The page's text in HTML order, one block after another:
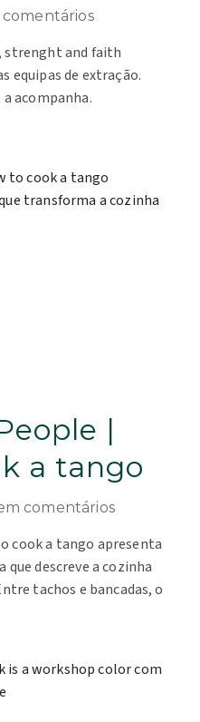
comentários
strenght and faith
equipas de extração.
a acompanha.
|
a tango
comentários
cook a tango apresenta
descreve a cozinha
tachos e bancadas, o